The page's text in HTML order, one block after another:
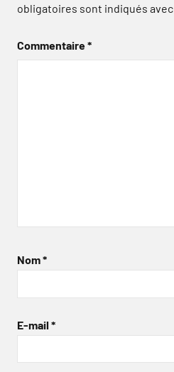
obligatoires sont indiqués avec
Commentaire*
Nom*
E-mail *